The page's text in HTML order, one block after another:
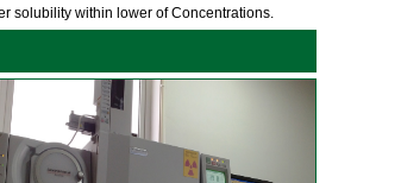
solubility within lower of Concentrations.